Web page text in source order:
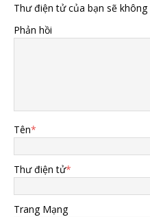
Thư điện tử của bạn sẽ
Phản hồi
Tên*
Thư điện tử*
Trang Mạng